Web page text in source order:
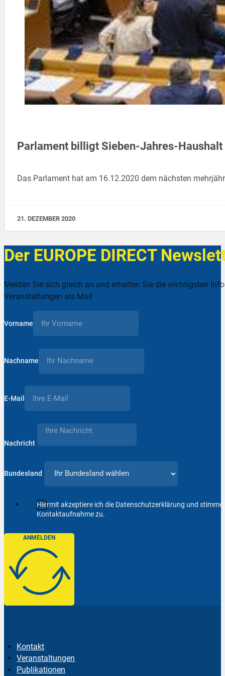
Parlament billigt Sieben-Jahres-
Das Parlament hat am 16.12.2020 dem nächsten
21. DEZEMBER 2020
Der EUROPE DIRECT
Melden Sie sich gleich an und erhalten Sie die wichtigsten
Veranstaltungen als Mail
Vorname
Nachname
E-Mail
Nachricht
Bundesland
Hiermit akzeptiere ich die Datenschutzerklärung und
Kontaktaufnahme zu.
ANMELDEN
Kontakt
Veranstaltungen
Publikationen